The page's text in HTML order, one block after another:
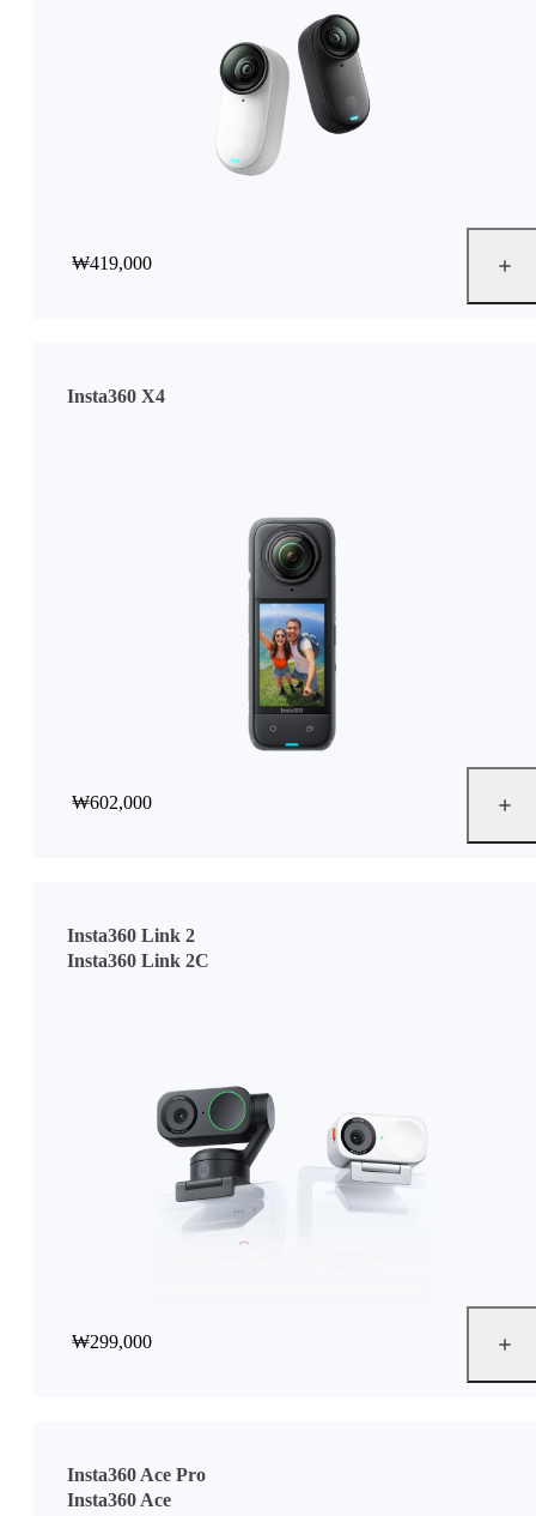
₩419,000
Insta360 X4
₩602,000
Insta360 Link 2
Insta360 Link 2C
₩299,000
Insta360 Ace Pro
Insta360 Ace